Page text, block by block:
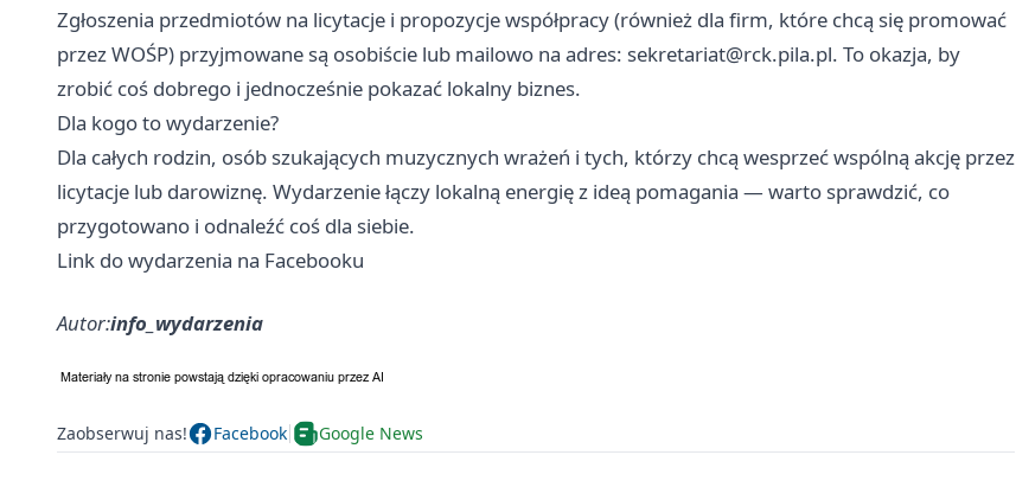
Zgłoszenia przedmiotów na licytacje i propozycje współpracy (również dla firm, które chcą się promować
przez WOŚP) przyjmowane są osobiście lub mailowo na adres: sekretariat@rck.pila.pl. To okazja, by
zrobić coś dobrego i jednocześnie pokazać lokalny biznes.
Dla kogo to wydarzenie?
Dla całych rodzin, osób szukających muzycznych wrażeń i tych, którzy chcą wesprzeć wspólną akcję przez
licytacje lub darowiznę. Wydarzenie łączy lokalną energię z ideą pomagania — warto sprawdzić, co
przygotowano i odnaleźć coś dla siebie.
Link do wydarzenia na Facebooku
Autor:info_wydarzenia
Zaobserwuj nas! Facebook Google News